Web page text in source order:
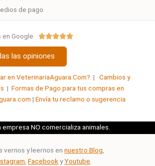
en Google Valorado
5
las opiniones
en VeterinariaAguara.Com? | Cambios y
| Formas de Pago para tus compras en
| Envía tu reclamo o sugerencia
empresa NO comercializa animales.
vernos y leernos en nuestro Blog,
, FacebookyYoutube.